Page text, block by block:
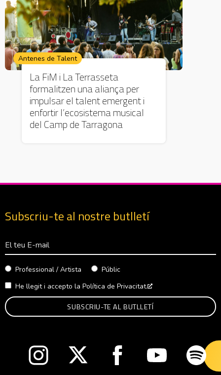
Antenes de Talent
La FiM i La Terrasseta
formalitzen una aliança per
impulsar el talent emergent i
enfortir l’ecosistema musical
del Camp de Tarragona
Subscriu-te al nostre butlletí
Correu Electrònico
Professional / Artista
Públic
He llegit i accepto la Política de Privacitat.
Abre en nueva ventanaAbre en nueva ventanaAbre en nueva ventana
Abre en nueva